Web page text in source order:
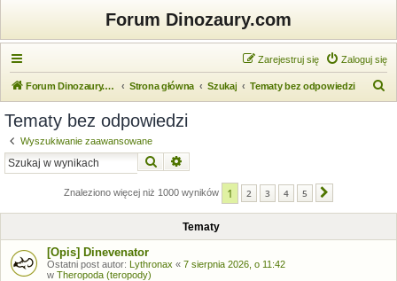
Forum Dinozaury.com
Zaloguj się
Zarejestruj się
Forum Dinozaury.com Strona główna Szukaj Tematy bez odpowiedzi
Tematy bez odpowiedzi
Wyszukiwanie zaawansowane
Szukaj
Znaleziono więcej niż 1000 wyników 1 2 3 4 5
Tematy
[Opis] Dinevenator
Ostatni post autor: Lythronax « 7 sierpnia 2026, o 11:42
w Theropoda (teropody)